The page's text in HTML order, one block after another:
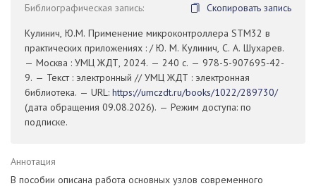
Библиографическая запись:
Скопировать запись
Кулинич, Ю.М. Применение микроконтроллера STM32 в
практических приложениях : / Ю. М. Кулинич, С. А. Шухарев.
— Москва : УМЦ ЖДТ, 2024. — 240 с. — 978-5-907695-42-
9. — Текст : электронный // УМЦ ЖДТ : электронная
библиотека. — URL: https://umczdt.ru/books/1022/289730/
(дата обращения 09.08.2026). — Режим доступа: по
подписке.
Аннотация
В пособии описана работа основных узлов современного